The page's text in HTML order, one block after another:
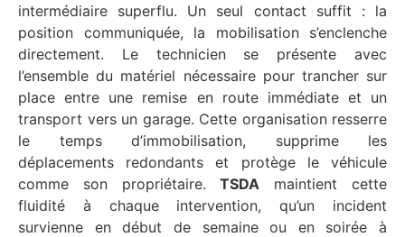
intermédiaire superflu. Un seul contact suffit : la
position communiquée, la mobilisation s’enclenche
directement. Le technicien se présente avec
l’ensemble du matériel nécessaire pour trancher sur
place entre une remise en route immédiate et un
transport vers un garage. Cette organisation resserre
le temps d’immobilisation, supprime les
déplacements redondants et protège le véhicule
comme son propriétaire.TSDA maintient cette
fluidité à chaque intervention, qu’un incident
survienne en début de semaine ou en soirée à